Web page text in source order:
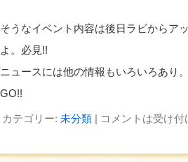
うなイベント内容は後日ラビからア
。必見!!
ュースには他の情報もいろいろあり
カテゴリー: 未分類| コメントは受け